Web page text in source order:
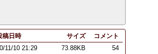
稿日時 サイズ
コメント
11/10 21:29 73.88KB
54